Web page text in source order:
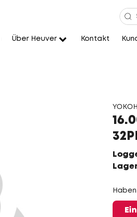
Über Heuver Kontakt